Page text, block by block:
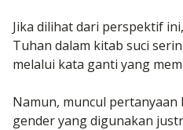
Jika dilihat dari perspektif
Tuhan dalam kitab suci
melalui kata ganti yang
Namun, muncul
gender yang digunakan